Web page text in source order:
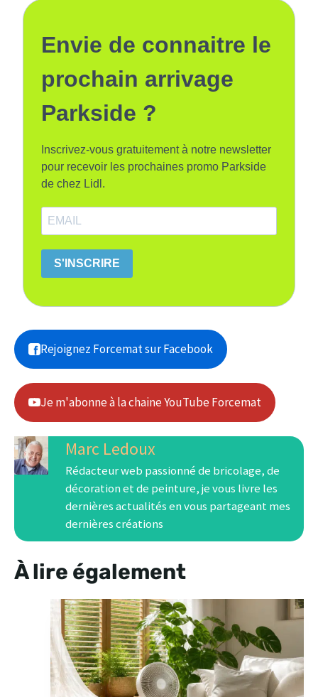
Envie de connaitre le
prochain arrivage
Parkside ?
Inscrivez-vous gratuitement à notre newsletter
pour recevoir les prochaines promo Parkside
de chez Lidl.
S'INSCRIRE
Rejoignez Forcemat sur Facebook
Je m'abonne à la chaine YouTube Forcemat
Marc Ledoux
Rédacteur web passionné de bricolage, de
décoration et de peinture, je vous livre les
dernières actualités en vous partageant mes
dernières créations
À lire également